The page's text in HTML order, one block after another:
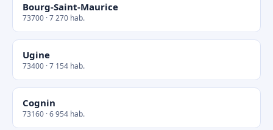
Bourg-Saint-Maurice
73700 · 7 270 hab.
Ugine
73400 · 7 154 hab.
Cognin
73160 · 6 954 hab.